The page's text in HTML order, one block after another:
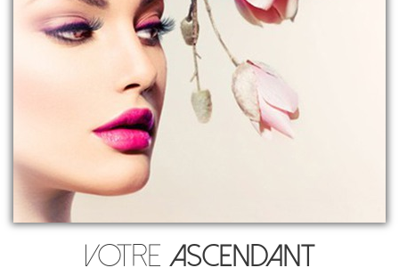
Votre ascendant